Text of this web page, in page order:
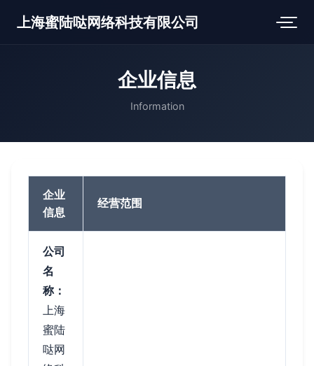
上海蜜陆哒网络科技有限公司
企业信息
Information
企业
信息
经营范围
公司
名
称：
上海
蜜陆
哒网